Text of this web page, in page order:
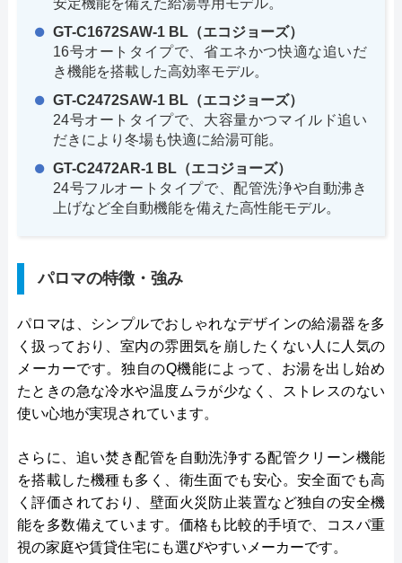
安定機能を備えた給湯専用モデル。
GT-C1672SAW-1 BL（エコジョーズ）
16号オートタイプで、省エネかつ快適な追いだ
き機能を搭載した高効率モデル。
GT-C2472SAW-1 BL（エコジョーズ）
24号オートタイプで、大容量かつマイルド追い
だきにより冬場も快適に給湯可能。
GT-C2472AR-1 BL（エコジョーズ）
24号フルオートタイプで、配管洗浄や自動沸き
上げなど全自動機能を備えた高性能モデル。
パロマの特徴・強み
パロマは、シンプルでおしゃれなデザインの給湯器を多
く扱っており、室内の雰囲気を崩したくない人に人気の
メーカーです。独自のQ機能によって、お湯を出し始め
たときの急な冷水や温度ムラが少なく、ストレスのない
使い心地が実現されています。
さらに、追い焚き配管を自動洗浄する配管クリーン機能
を搭載した機種も多く、衛生面でも安心。安全面でも高
く評価されており、壁面火災防止装置など独自の安全機
能を多数備えています。価格も比較的手頃で、コスパ重
視の家庭や賃貸住宅にも選びやすいメーカーです。